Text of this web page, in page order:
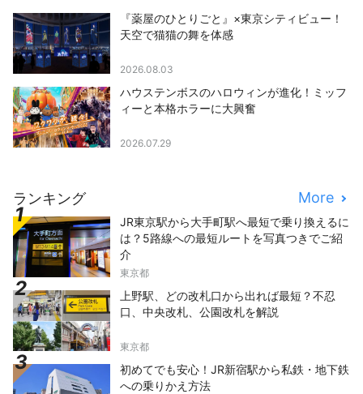
『薬屋のひとりごと』×東京シティビュー！
天空で猫猫の舞を体感
2026.08.03
ハウステンボスのハロウィンが進化！ミッフ
ィーと本格ホラーに大興奮
2026.07.29
ランキング More
JR東京駅から大手町駅へ最短で乗り換えるに
は？5路線への最短ルートを写真つきでご紹
介
東京都
上野駅、どの改札口から出れば最短？不忍
口、中央改札、公園改札を解説
東京都
初めてでも安心！JR新宿駅から私鉄・地下鉄
への乗りかえ方法